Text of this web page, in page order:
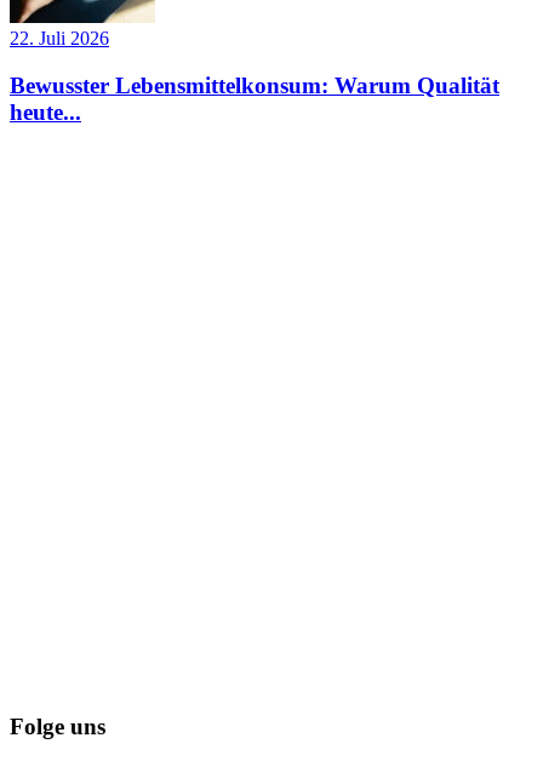
22. Juli 2026
Bewusster Lebensmittelkonsum: Warum Qualität
heute...
Folge uns